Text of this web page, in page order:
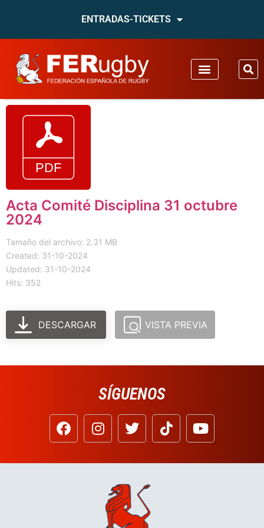
ENTRADAS-TICKETS
Acta Comité Disciplina 31 octubre
2024
Tamaño del archivo: 2.31 MB
Created: 31-10-2024
Updated: 31-10-2024
Hits: 352
DESCARGAR VISTA PREVIA
SÍGUENOS